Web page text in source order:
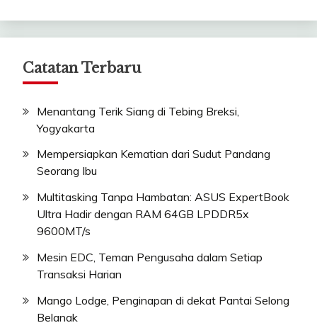
Catatan Terbaru
Menantang Terik Siang di Tebing Breksi,
Yogyakarta
Mempersiapkan Kematian dari Sudut Pandang
Seorang Ibu
Multitasking Tanpa Hambatan: ASUS ExpertBook
Ultra Hadir dengan RAM 64GB LPDDR5x
9600MT/s
Mesin EDC, Teman Pengusaha dalam Setiap
Transaksi Harian
Mango Lodge, Penginapan di dekat Pantai Selong
Belanak